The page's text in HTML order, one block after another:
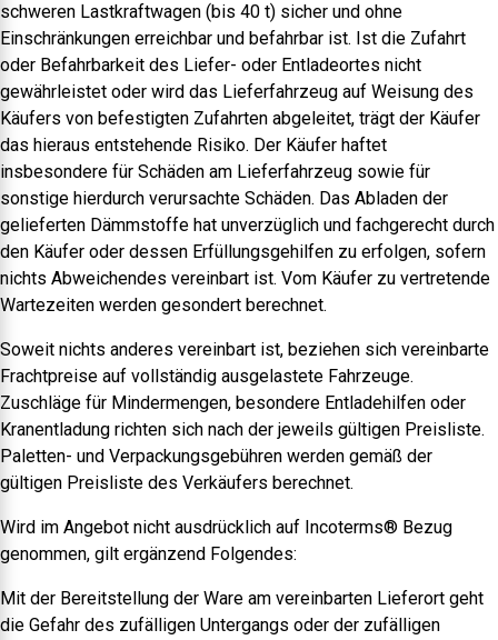
schweren Lastkraftwagen (bis 40 t) sicher und ohne
Einschränkungen erreichbar und befahrbar ist. Ist die Zufahrt
oder Befahrbarkeit des Liefer- oder Entladeortes nicht
gewährleistet oder wird das Lieferfahrzeug auf Weisung des
Käufers von befestigten Zufahrten abgeleitet, trägt der Käufer
das hieraus entstehende Risiko. Der Käufer haftet
insbesondere für Schäden am Lieferfahrzeug sowie für
sonstige hierdurch verursachte Schäden. Das Abladen der
gelieferten Dämmstoffe hat unverzüglich und fachgerecht durch
den Käufer oder dessen Erfüllungsgehilfen zu erfolgen, sofern
nichts Abweichendes vereinbart ist. Vom Käufer zu vertretende
Wartezeiten werden gesondert berechnet.
Soweit nichts anderes vereinbart ist, beziehen sich vereinbarte
Frachtpreise auf vollständig ausgelastete Fahrzeuge.
Zuschläge für Mindermengen, besondere Entladehilfen oder
Kranentladung richten sich nach der jeweils gültigen Preisliste.
Paletten- und Verpackungsgebühren werden gemäß der
gültigen Preisliste des Verkäufers berechnet.
Wird im Angebot nicht ausdrücklich auf Incoterms® Bezug
genommen, gilt ergänzend Folgendes:
Mit der Bereitstellung der Ware am vereinbarten Lieferort geht
die Gefahr des zufälligen Untergangs oder der zufälligen